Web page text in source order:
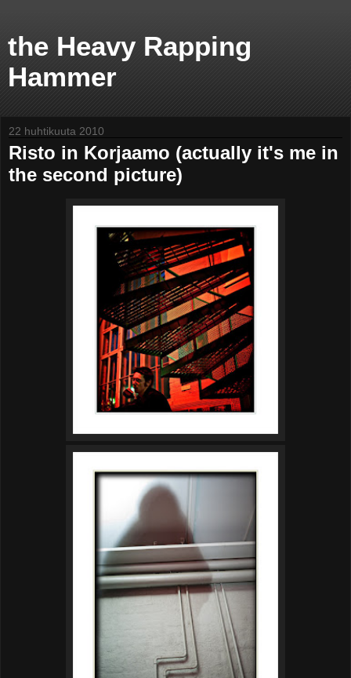
the Heavy Rapping
Hammer
22 huhtikuuta 2010
Risto in Korjaamo (actually it's me in
the second picture)